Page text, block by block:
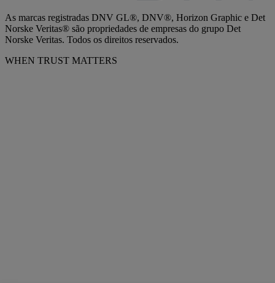
As marcas registradas DNV GL®, DNV®, Horizon Graphic e Det
Norske Veritas® são propriedades de empresas do grupo Det
Norske Veritas. Todos os direitos reservados.
WHEN TRUST MATTERS